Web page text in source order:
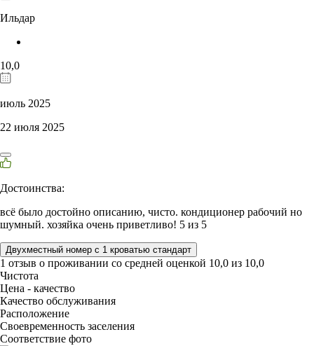
Ильдар
10,0
июль 2025
22 июля 2025
Достоинства:
всё было достойно описанию, чисто. кондиционер рабочий но
шумный. хозяйка очень приветливо! 5 из 5
Двухместный номер с 1 кроватью стандарт
1 отзыв о проживании со средней оценкой 10,0 из 10,0
Чистота
Цена - качество
Качество обслуживания
Расположение
Своевременность заселения
Соответствие фото